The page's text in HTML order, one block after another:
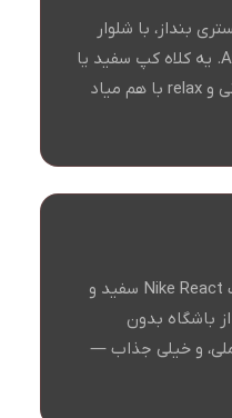
بنداز، با شلوار
کارگو بژ و یه جفت Air Force 1. یه کلاه کپ سفید یا
مشکی اضافه کن. ست خیابونی و relax با هم میاد
با شلوار جاگر مشکی، یه جفت Nike React سفید و
باشگاه بدون
و خیلی جذاب —